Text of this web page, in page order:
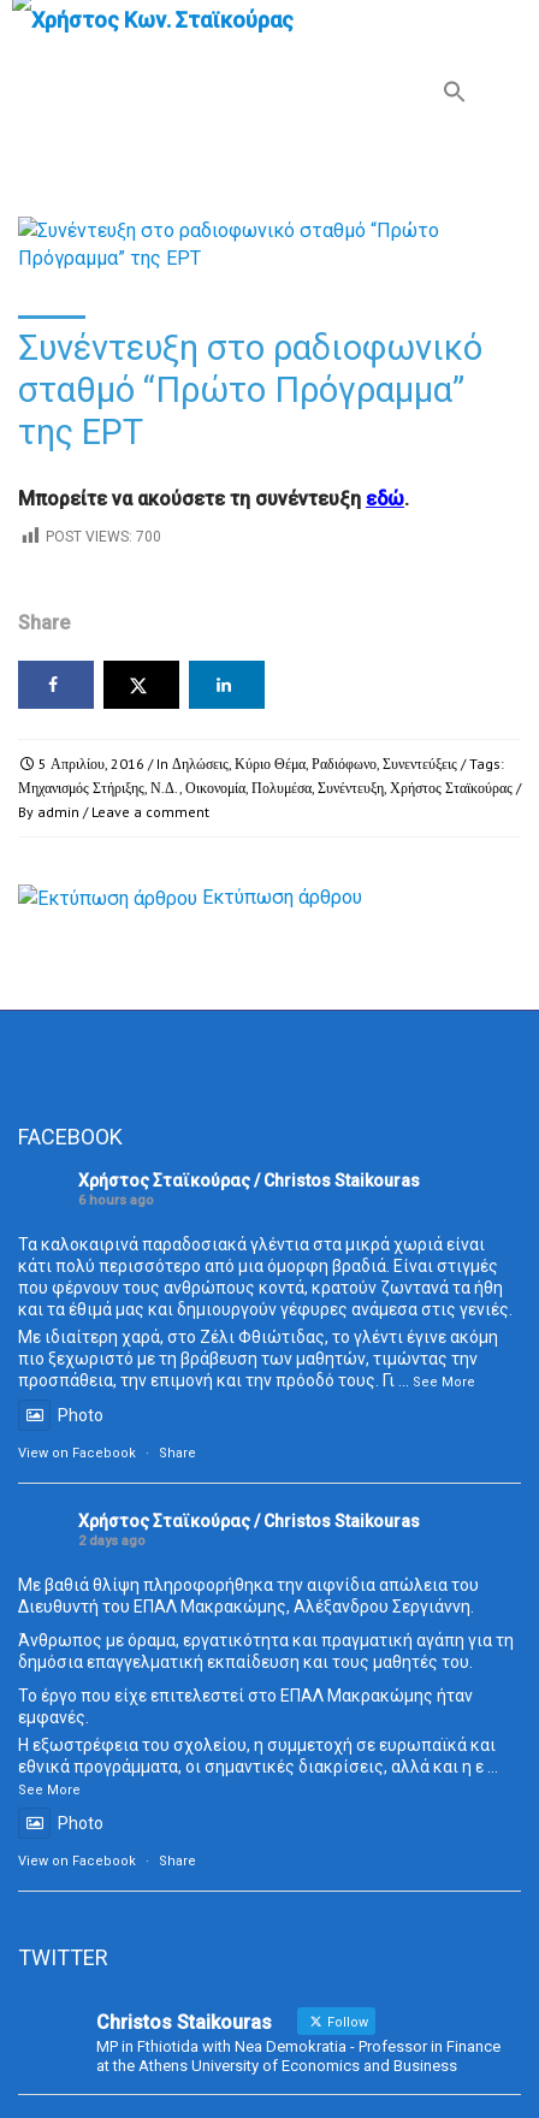
Συνέντευξη στο ραδιοφωνικό
σταθμό “Πρώτο Πρόγραμμα”
της ΕΡΤ
Μπορείτε να ακούσετε τη συνέντευξη εδώ.
POST VIEWS: 700
Share
5 Απριλίου, 2016 / In Δηλώσεις, Κύριο Θέμα, Ραδιόφωνο, Συνεντεύξεις / Tags:
Μηχανισμός Στήριξης, Ν.Δ., Οικονομία, Πολυμέσα, Συνέντευξη, Χρήστος Σταϊκούρας /
By admin / Leave a comment
Εκτύπωση άρθρου
FACEBOOK
Χρήστος Σταϊκούρας / Christos Staikouras
6 hours ago
Τα καλοκαιρινά παραδοσιακά γλέντια στα μικρά χωριά είναι
κάτι πολύ περισσότερο από μια όμορφη βραδιά. Είναι στιγμές
που φέρνουν τους ανθρώπους κοντά, κρατούν ζωντανά τα ήθη
και τα έθιμά μας και δημιουργούν γέφυρες ανάμεσα στις γενιές.
Με ιδιαίτερη χαρά, στο Ζέλι Φθιώτιδας, το γλέντι έγινε ακόμη
πιο ξεχωριστό με τη βράβευση των μαθητών, τιμώντας την
προσπάθεια, την επιμονή και την πρόοδό τους. Γι... See More
Photo
View on Facebook · Share
Χρήστος Σταϊκούρας / Christos Staikouras
2 days ago
Με βαθιά θλίψη πληροφορήθηκα την αιφνίδια απώλεια του
Διευθυντή του ΕΠΑΛ Μακρακώμης, Αλέξανδρου Σεργιάννη.
Άνθρωπος με όραμα, εργατικότητα και πραγματική αγάπη για τη
δημόσια επαγγελματική εκπαίδευση και τους μαθητές του.
Το έργο που είχε επιτελεστεί στο ΕΠΑΛ Μακρακώμης ήταν
εμφανές.
Η εξωστρέφεια του σχολείου, η συμμετοχή σε ευρωπαϊκά και
εθνικά προγράμματα, οι σημαντικές διακρίσεις, αλλά και η ε...
See More
Photo
View on Facebook · Share
TWITTER
Christos Staikouras Follow
MP in Fthiotida with Nea Demokratia - Professor in Finance
at the Athens University of Economics and Business